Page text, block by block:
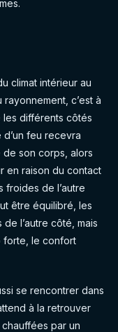
climat intérieur au
c’est à
différents côtés
feu recevra
son corps, alors
en raison du contact
froides de l’autre
être équilibré, les
l’autre côté, mais
forte, le confort
se rencontrer dans
à la retrouver
par un